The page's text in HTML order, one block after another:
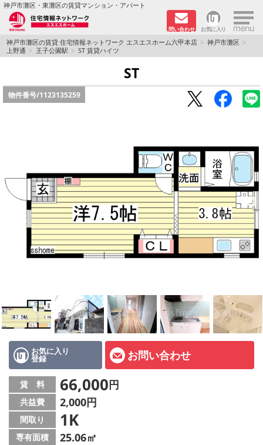
神戸市灘区・東灘区の賃貸マンション・アパート
問い合わせ お気に入り ×
TOPページ
学生さん向け物件
路線·駅から探す
地域から探す
地図から探す
メールでお問い合わせ
神戸市灘区の賃貸 住宅情報ネットワーク エスエスホーム六甲本店
神戸市灘区
上野通
王子公園駅 ST 賃貸ハイツ
ST
物件番号/1123135259
お気に入り
登録 お問い合わせ
賃 料 66,000円
共益費 2,000円
間取り 1K
専有面積 25.06㎡